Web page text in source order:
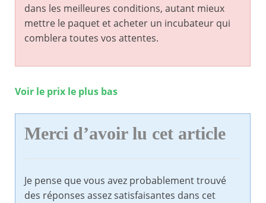
dans les meilleures conditions, autant mieux
mettre le paquet et acheter un incubateur qui
comblera toutes vos attentes.
Voir le prix le plus bas
Merci d’avoir lu cet article
Je pense que vous avez probablement trouvé
des réponses assez satisfaisantes dans cet